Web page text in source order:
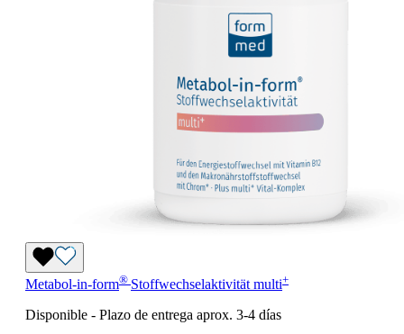
Metabol-in-form® Stoffwechselaktivitätmulti+
Disponible - Plazo de entrega aprox. 3-4 días